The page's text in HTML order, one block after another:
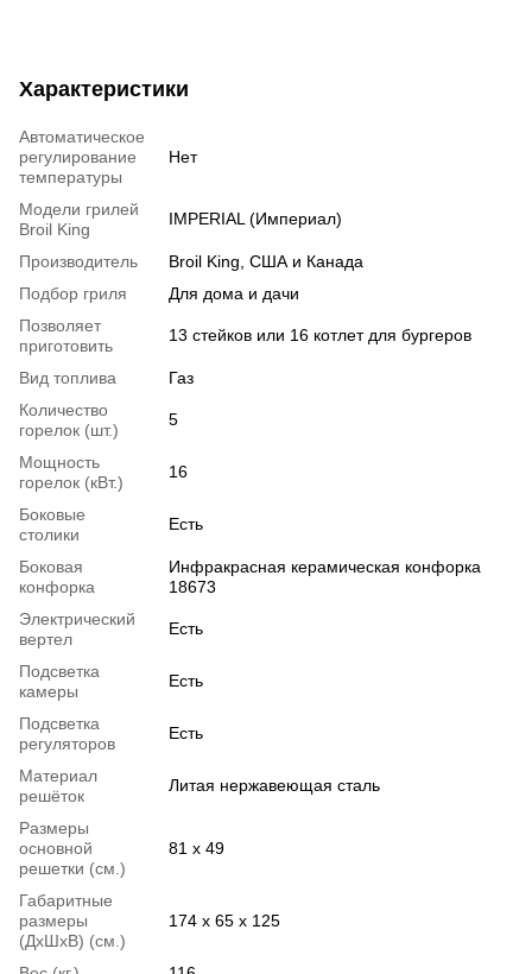
Характеристики
Автоматическое
регулирование
температуры
Нет
Модели грилей
Broil King
IMPERIAL (Империал)
Производитель
Broil King, США и Канада
Подбор гриля
Для дома и дачи
Позволяет
приготовить
13 стейков или 16 котлет для бургеров
Вид топлива
Газ
Количество
горелок (шт.)
5
Мощность
горелок (кВт.)
16
Боковые
столики
Есть
Боковая
конфорка
Инфракрасная керамическая конфорка
18673
Электрический
вертел
Есть
Подсветка
камеры
Есть
Подсветка
регуляторов
Есть
Материал
решёток
Литая нержавеющая сталь
Размеры
основной
решетки (см.)
81 х 49
Габаритные
размеры
(ДхШхВ) (см.)
174 х 65 х 125